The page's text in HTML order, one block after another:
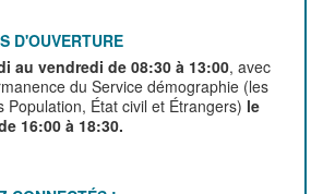
D'OUVERTURE
au vendredi de 08:30 à 13:00, avec
du Service démographie (les
Population, État civil et Étrangers) le
16:00 à 18:30.